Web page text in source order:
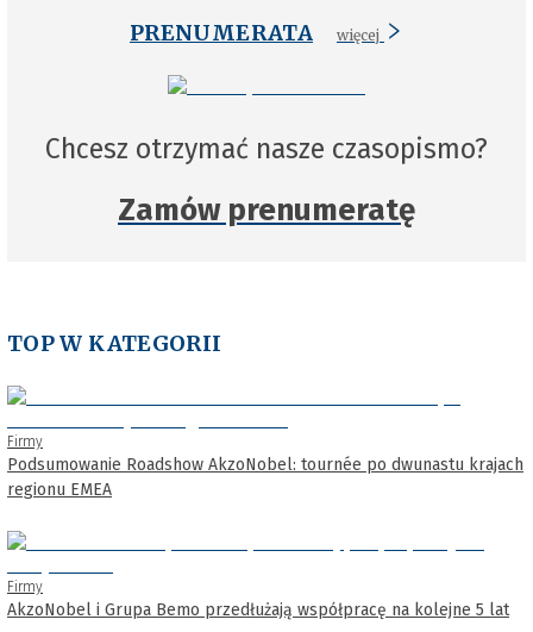
PRENUMERATA więcej
Chcesz otrzymać nasze czasopismo?
Zamów prenumeratę
TOP W KATEGORII
Firmy
Podsumowanie Roadshow AkzoNobel: tournée po dwunastu krajach
regionu EMEA
Firmy
AkzoNobel i Grupa Bemo przedłużają współpracę na kolejne 5 lat